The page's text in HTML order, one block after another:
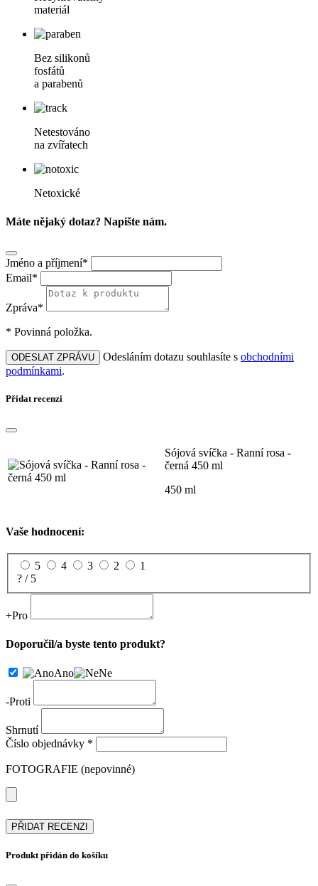
materiál
Bez silikonů
fosfátů
a parabenů
Netestováno
na zvířatech
Netoxické
Máte nějaký dotaz? Napište nám.
Jméno a příjmení*
Email*
Zpráva*
* Povinná položka.
ODESLAT ZPRÁVU Odesláním dotazu souhlasíte s obchodními
podmínkami.
Přidat recenzi
Sójová svíčka - Ranní rosa -
černá 450 ml
450 ml
Vaše hodnocení:
5 4 3 2
1
? / 5
+Pro
Doporučil/a byste tento produkt?
Ano Ne
-Proti
Shrnutí
Číslo objednávky *
FOTOGRAFIE (nepovinné)
PŘIDAT RECENZI
Produkt přidán do košíku